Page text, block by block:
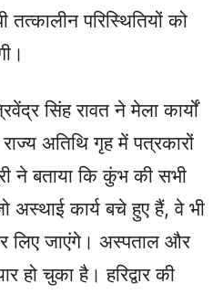
परिस्थितियों को
सिंह रावत ने मेला कार्यों
अतिथि गृह में पत्रकारों
ने बताया कि कुंभ की सभी
अस्थाई कार्य बचे हुए हैं, वे भी
लिए जाएंगे। अस्पताल और
हो चुका है। हरिद्वार की